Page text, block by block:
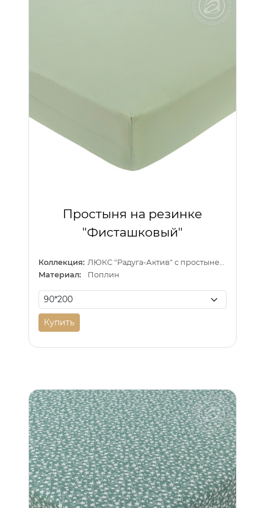
Простыня на резинке
"Фисташковый"
Коллекция:
Материал:
Поплин
Купить